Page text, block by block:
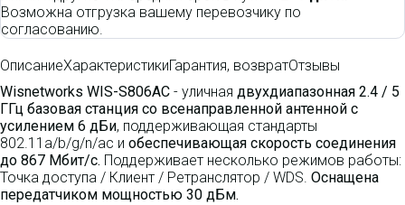
Возможна отгрузка вашему перевозчику по
согласованию.
ОписаниеХарактеристикиГарантия, возвратОтзывы
Wisnetworks WIS-S806AC - уличная двухдиапазонная 2.4 / 5
ГГц базовая станция со всенаправленной антенной с
усилением 6 дБи, поддерживающая стандарты
802.11a/b/g/n/ac и обеспечивающая скорость соединения
до 867 Мбит/с. Поддерживает несколько режимов работы:
Точка доступа / Клиент / Ретранслятор / WDS. Оснащена
передатчиком мощностью 30 дБм.